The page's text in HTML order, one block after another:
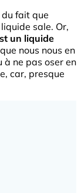
fait que
sale. Or,
un liquide
nous nous en
à ne pas oser en
car, presque